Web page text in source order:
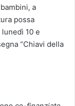
a
possa
10 e
“Chiavi della